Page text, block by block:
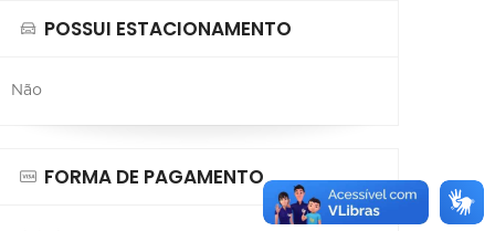
POSSUI ESTACIONAMENTO
Não
FORMA DE PAGAMENTO